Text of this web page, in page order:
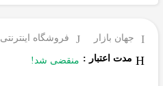
جهان بازار
فروشگاه اینترنتی
مدت اعتبار : منقضی شد!